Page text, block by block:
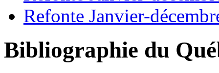
Refonte Janvier-
Bibliographie du